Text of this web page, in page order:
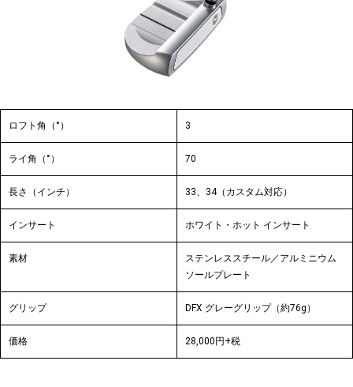
ロフト角（°） 3
ライ角（°） 70
長さ（インチ） 33、34（カスタム対応）
インサート ホワイト・ホット インサート
素材
ステンレススチール／アルミニウム
ソールプレート
グリップ DFX グレーグリップ（約76g）
価格 28,000円+税